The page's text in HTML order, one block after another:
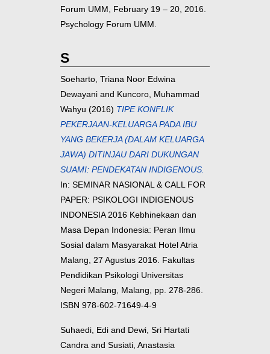
Forum UMM, February 19 – 20, 2016.
Psychology Forum UMM.
S
Soeharto, Triana Noor Edwina
Dewayani and Kuncoro, Muhammad
Wahyu (2016) TIPE KONFLIK
PEKERJAAN-KELUARGA PADA IBU
YANG BEKERJA (DALAM KELUARGA
JAWA) DITINJAU DARI DUKUNGAN
SUAMI: PENDEKATAN INDIGENOUS.
In: SEMINAR NASIONAL & CALL FOR
PAPER: PSIKOLOGI INDIGENOUS
INDONESIA 2016 Kebhinekaan dan
Masa Depan Indonesia: Peran Ilmu
Sosial dalam Masyarakat Hotel Atria
Malang, 27 Agustus 2016. Fakultas
Pendidikan Psikologi Universitas
Negeri Malang, Malang, pp. 278-286.
ISBN 978-602-71649-4-9
Suhaedi, Edi and Dewi, Sri Hartati
Candra and Susiati, Anastasia